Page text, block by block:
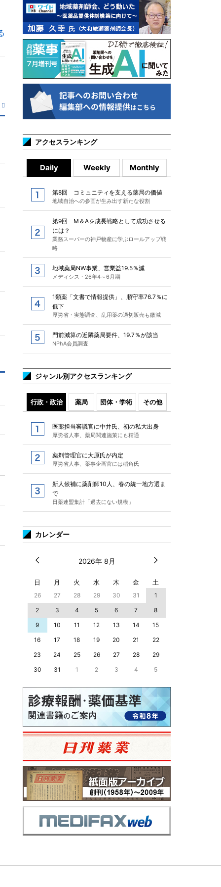
アクセスランキング
Daily Weekly Monthly
第8回 コミュニティを支える薬局の価値
地域自治への参画が生み出す新たな役割
第9回 M＆Aを成長戦略として成功させる
には？
業務スーパーの神戸物産に学ぶロールアップ戦
略
地域薬局NW事業、営業益19.5％減
メディシス・26年4～6月期
1類薬「文書で情報提供」、順守率76.7％に
低下
厚労省・実態調査、乱用薬の適切販売も微減
門前減算の近隣薬局要件、19.7％が該当
NPhA会員調査
ジャンル別アクセスランキング
行政・政治 薬局 団体・学術 その他
医薬担当審議官に中井氏、初の私大出身
厚労省人事、薬局関連施策にも精通
薬剤管理官に大原氏が内定
厚労省人事、薬事企画官には稲角氏
新人候補に薬剤師10人、春の統一地方選ま
で
日薬連盟集計「過去にない規模」
カレンダー
2026年 8月
日 月 火 水 木 金 土
26 27 28 29 30 31
1
2
3 4 5 6 7
8
9
10 11 12 13 14
15
16
17 18 19 20 21
22
23
24 25 26 27 28
29
30
31 1 2 3 4 5